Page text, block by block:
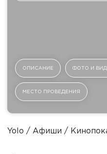
ОПИСАНИЕ ФОТО И
МЕСТО ПРОВЕДЕНИЯ
Yolo Афиши